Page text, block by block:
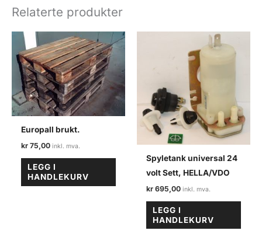
antall
Relaterte produkter
Europall brukt.
kr 75,00
LEGG I
HANDLEKURV
Spyletank universal 24
volt Sett, HELLA/VDO
kr 695,00
LEGG I
HANDLEKURV